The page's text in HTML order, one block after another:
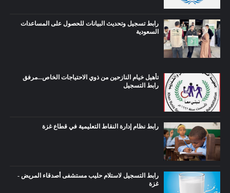
رابط تسجيل وتحديث البيانات للحصول على المساعدات
السعودية
تأهيل خيام النازحين من ذوي الاحتياجات الخاص...مرفق
رابط التسجيل
رابط نظام إدارة النقاط التعليمية في قطاع غزة
رابط التسجيل لاستلام حليب مستشفى أصدقاء المريض -
غزة